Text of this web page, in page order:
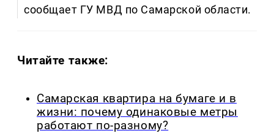
сообщает ГУ МВД по Самарской области.
Читайте также:
Самарская квартира на бумаге и в
жизни: почему одинаковые метры
работают по-разному?